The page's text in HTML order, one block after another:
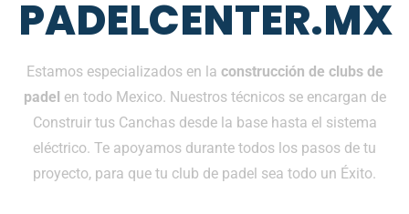
PADELCENTER.MX
Estamos especializados en la construcción de clubs de
padel en todo Mexico. Nuestros técnicos se encargan de
Construir tus Canchas desde la base hasta el sistema
eléctrico. Te apoyamos durante todos los pasos de tu
proyecto, para que tu club de padel sea todo un Éxito.